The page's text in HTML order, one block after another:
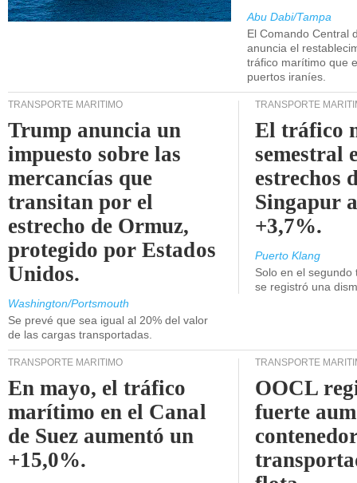
Abu Dabi/Tampa
El Comando Central
anuncia el
tráfico marítimo que
puertos iraníes.
TRANSPORTE MARÍTIMO
Trump anuncia un
impuesto sobre las
mercancías que
transitan por el
estrecho de Ormuz,
protegido por Estados
Unidos.
Washington/Portsmouth
Se prevé que sea igual al 20% del valor
de las cargas transportadas.
TRANSPORTE
El tráfico
semestral
estrechos
Singapur
+3,7%.
Puerto Klang
Solo en el
se registró una
TRANSPORTE MARÍTIMO
En mayo, el tráfico
marítimo en el Canal
de Suez aumentó un
+15,0%.
TRANSPORTE
OOCL
fuerte